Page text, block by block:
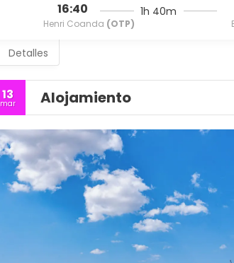
16:40
Henri Coanda (OTP)
1h 40m
Detalles
13
mar Alojamiento